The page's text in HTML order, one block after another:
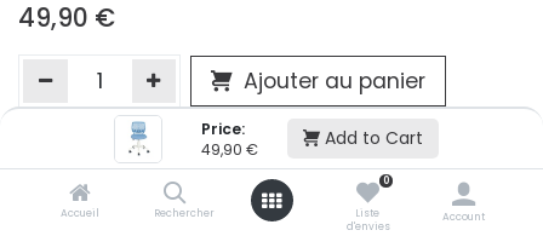
Price:
49,90 € Add to Cart
Accueil Rechercher
0
Liste
d'envies
Account
49,90 €
Ajouter au panier
Ajouter à la liste d'envie
Si vous ne pouvez pas ajouter cet article dans votre panier
victime de son succès et momentanément indisponible.